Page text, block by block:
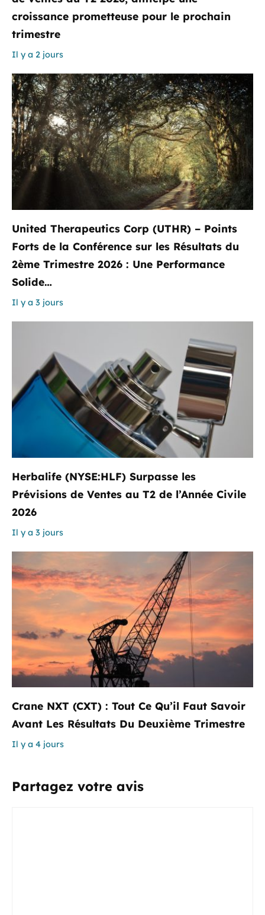
croissance prometteuse pour le prochain
trimestre
Il y a 2 jours
United Therapeutics Corp (UTHR) – Points
Forts de la Conférence sur les Résultats du
2ème Trimestre 2026 : Une Performance
Solide…
Il y a 3 jours
Herbalife (NYSE:HLF) Surpasse les
Prévisions de Ventes au T2 de l’Année Civile
2026
Il y a 3 jours
Crane NXT (CXT) : Tout Ce Qu’il Faut Savoir
Avant Les Résultats Du Deuxième Trimestre
Il y a 4 jours
Partagez votre avis